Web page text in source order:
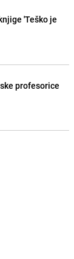
'Teško je
profesorice